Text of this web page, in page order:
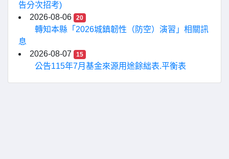
告分次招考)
2026-08-06
20
轉知本縣「2026城鎮韌性（防空）演習」相關訊
息
2026-08-07
15
公告115年7月基金來源用途餘絀表.平衡表